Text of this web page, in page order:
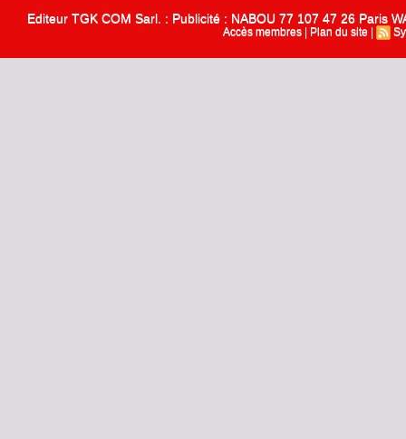
Editeur TGK COM Sarl. : Publicité : NABOU 77 107 47 26 Paris
Accès membres Plan du site